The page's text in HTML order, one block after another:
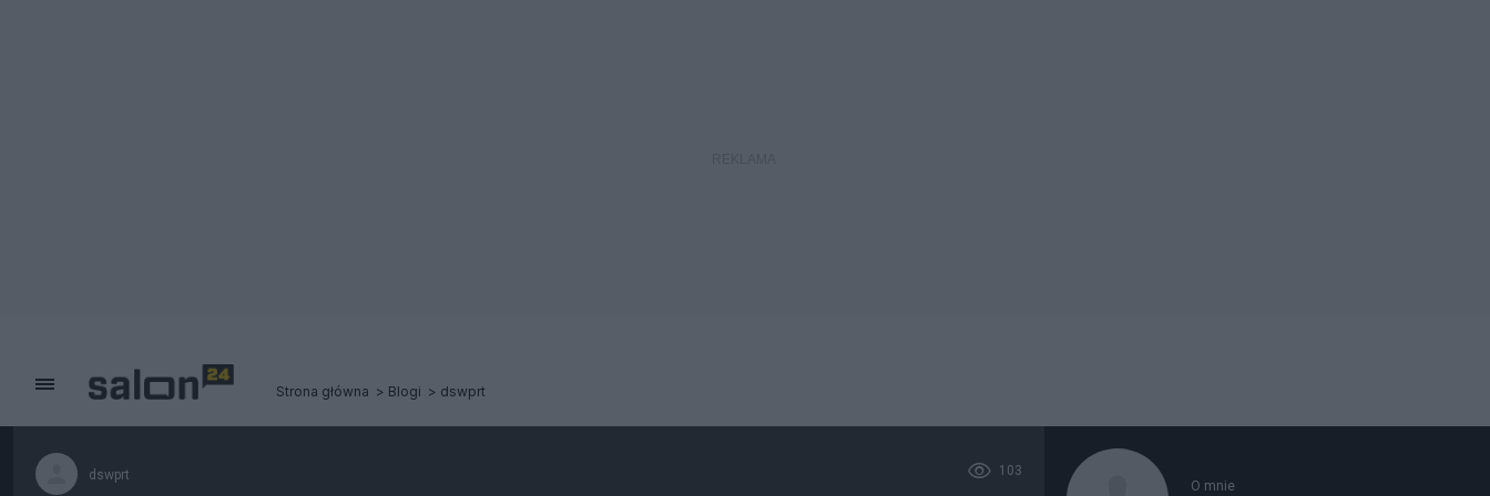
Strona główna Blogi dswprt
dswprt 103
O mnie